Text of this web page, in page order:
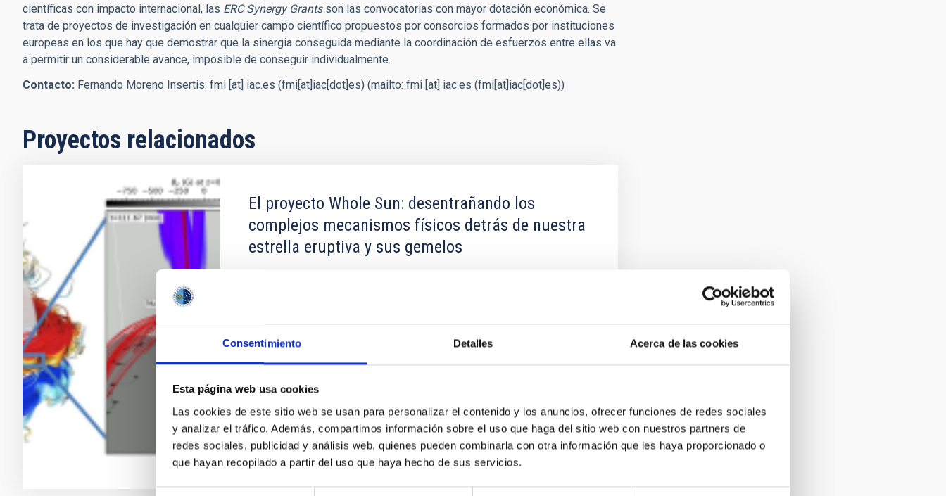
Consentimiento Detalles Acerca de las cookies
Esta página web usa cookies
Las cookies de este sitio web se usan para personalizar el contenido y los anuncios, ofrecer funciones de redes sociales
y analizar el tráfico. Además, compartimos información sobre el uso que haga del sitio web con nuestros partners de
redes sociales, publicidad y análisis web, quienes pueden combinarla con otra información que les haya proporcionado o
que hayan recopilado a partir del uso que haya hecho de sus servicios.
científicas con impacto internacional, las ERC Synergy Grantsson las convocatorias con mayor dotación económica. Se
trata de proyectos de investigación en cualquier campo científico propuestos por consorcios formados por instituciones
europeas en los que hay que demostrar que la sinergia conseguida mediante la coordinación de esfuerzos entre ellas va
a permitir un considerable avance, imposible de conseguir individualmente.
Contacto: Fernando Moreno Insertis: fmi [at] iac.es (fmi[at]iac[dot]es) (mailto: fmi [at] iac.es (fmi[at]iac[dot]es))
Proyectos relacionados
El proyecto Whole Sun: desentrañando los
complejos mecanismos físicos detrás de nuestra
estrella eruptiva y sus gemelos
tierra y en órbita. The Whole Sun tiene como objetivo central abordar,
de forma coherente y por primera vez, cuestiones actuales clave en
Física Solar
Fernando Moreno Insertis
En ejecución